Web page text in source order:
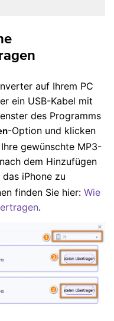
auf Ihrem PC
ein USB-Kabel mit
des Programms
-Option und klicken
gewünschte MP3-
dem Hinzufügen
iPhone zu
finden Sie hier: Wie
.